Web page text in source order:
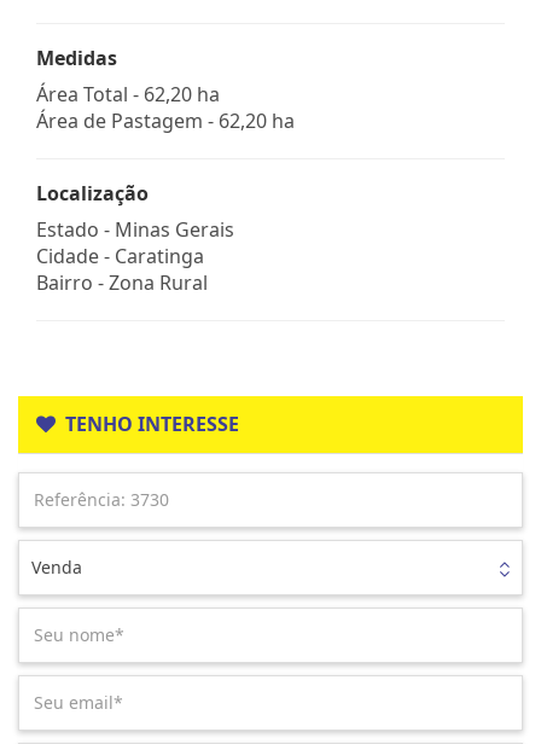
Medidas
Área Total - 62,20 ha
Área de Pastagem - 62,20 ha
Localização
Estado - Minas Gerais
Cidade - Caratinga
Bairro -Zona Rural
TENHO INTERESSE
Venda